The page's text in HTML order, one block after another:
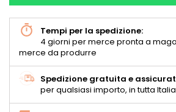
Tempi per la spedizione:
4 giorni per merce pronta a
merce da produrre
Spedizione gratuita e
per qualsiasi importo, in tutta